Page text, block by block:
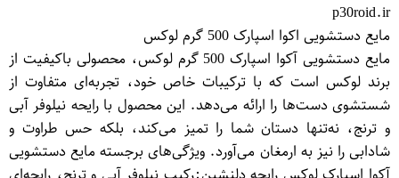
p30roid.ir
مایع دستشویی اکوا اسپارک 500 گرم لوکس
مایع دستشویی آکوا اسپارک 500 گرم لوکس، محصولی باکیفیت از
برند لوکس است که با ترکیبات خاص خود، تجربه‌ای متفاوت از
شستشوی دست‌ها را ارائه می‌دهد. این محصول با رایحه نیلوفر آبی
و ترنج، نه‌تنها دستان شما را تمیز می‌کند، بلکه حس طراوت و
شادابی را نیز به ارمغان می‌آورد. ویژگی‌های برجسته مایع دستشویی